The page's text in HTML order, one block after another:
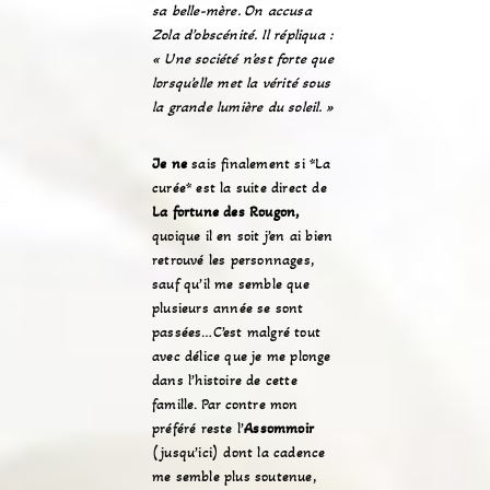
sa belle-mère. On accusa
Zola d’obscénité. Il répliqua :
« Une société n’est forte que
lorsqu’elle met la vérité sous
la grande lumière du soleil. »
Je ne sais finalement si *La
curée* est la suite direct de
La fortune des Rougon,
quoique il en soit j’en ai bien
retrouvé les personnages,
sauf qu’il me semble que
plusieurs année se sont
passées…C’est malgré tout
avec délice que je me plonge
dans l’histoire de cette
famille. Par contre mon
préféré reste l’Assommoir
(jusqu’ici) dont la cadence
me semble plus soutenue,